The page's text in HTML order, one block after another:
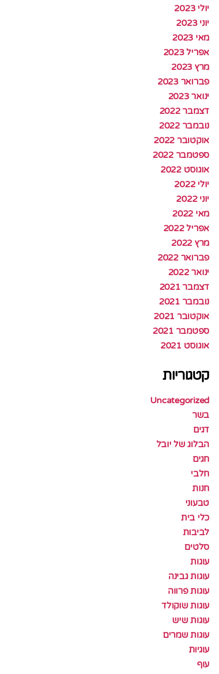
יולי 2023
יוני 2023
מאי 2023
אפריל 2023
מרץ 2023
פברואר 2023
ינואר 2023
דצמבר 2022
נובמבר 2022
אוקטובר 2022
ספטמבר 2022
אוגוסט 2022
יולי 2022
יוני 2022
מאי 2022
אפריל 2022
מרץ 2022
פברואר 2022
ינואר 2022
דצמבר 2021
נובמבר 2021
אוקטובר 2021
ספטמבר 2021
אוגוסט 2021
קטגוריות
Uncategorized
בשר
דגים
הבלוג של יובל
חגים
חלבי
חנות
טבעוני
כלי בית
לביבות
סלטים
עוגות
עוגות גבינה
עוגות פרווה
עוגות שוקולד
עוגות שיש
עוגות שמרים
עוגיות
עוף